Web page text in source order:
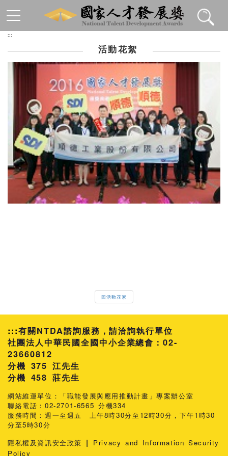
:::
活動花絮
回活動花絮
:::有關NTDA諮詢服務，請洽詢執行單位
社團法人中華民國全國中小企業總會：02-
23660812
分機 375 江先生
458 莊先生
網站維運單位：「職能發展與應用推動計畫」專案辦公室
聯絡電話：02-2701-6565 分機334
服務時間：週一至週五 上午8時30分至12時30分，下午1時30
分至5時30分
隱私權及資訊安全政策 |
Privacy and Information Security
Policy